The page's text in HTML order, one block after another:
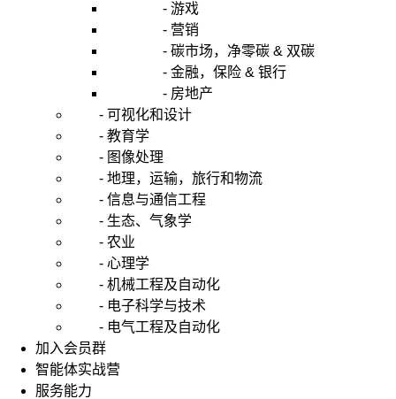
- 游戏
- 营销
- 碳市场，净零碳 & 双碳
- 金融，保险 & 银行
- 房地产
- 可视化和设计
- 教育学
- 图像处理
- 地理，运输，旅行和物流
- 信息与通信工程
- 生态、气象学
- 农业
- 心理学
- 机械工程及自动化
- 电子科学与技术
- 电气工程及自动化
加入会员群
智能体实战营
服务能力